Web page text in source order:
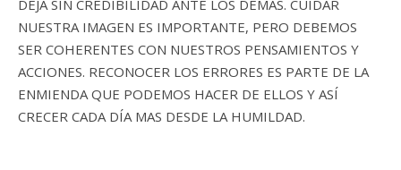
DEJA SIN CREDIBILIDAD ANTE LOS DEMÁS. CUIDAR
NUESTRA IMAGEN ES IMPORTANTE, PERO DEBEMOS
SER COHERENTES CON NUESTROS PENSAMIENTOS Y
ACCIONES. RECONOCER LOS ERRORES ES PARTE DE LA
ENMIENDA QUE PODEMOS HACER DE ELLOS Y ASÍ
CRECER CADA DÍA MAS DESDE LA HUMILDAD.